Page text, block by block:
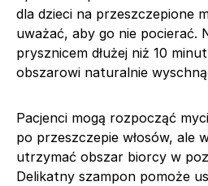
dla dzieci na przeszczepione
uważać, aby go nie pocierać.
prysznicem dłużej niż 10
obszarowi naturalnie
Pacjenci mogą rozpocząć
po przeszczepie włosów, ale
utrzymać obszar biorcy w
Delikatny szampon pomoże